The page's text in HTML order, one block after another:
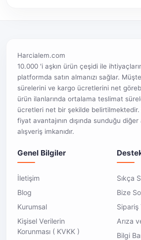
Harcialem.com
10.000 'i aşkın ürün çeşidi ile
platformda satın almanızı sağlar.
sürelerini ve kargo ücretlerini net
ürün ilanlarında ortalama teslimat
ücretleri net bir şekilde
fiyat avantajının dışında sunduğu diğer
alışveriş imkanıdır.
Genel Bilgiler
İletişim
Blog
Kurumsal
Kişisel Verilerin
Korunması ( KVKK )
Sıkça
Bize
Sipariş
Arıza
Bilgi